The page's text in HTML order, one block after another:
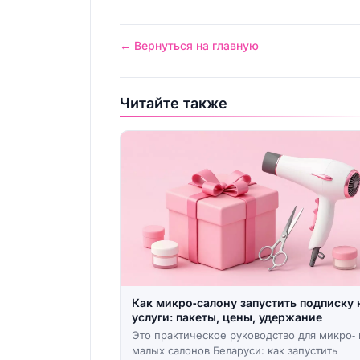
← Вернуться на главную
Читайте также
Как микро‑салону запустить подписку
услуги: пакеты, цены, удержание
Это практическое руководство для микро‑
малых салонов Беларуси: как запустить